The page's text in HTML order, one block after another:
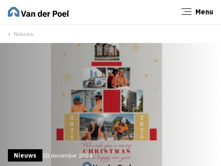
Menu
Nieuws
Nieuws 20 december 2024
Sluiten